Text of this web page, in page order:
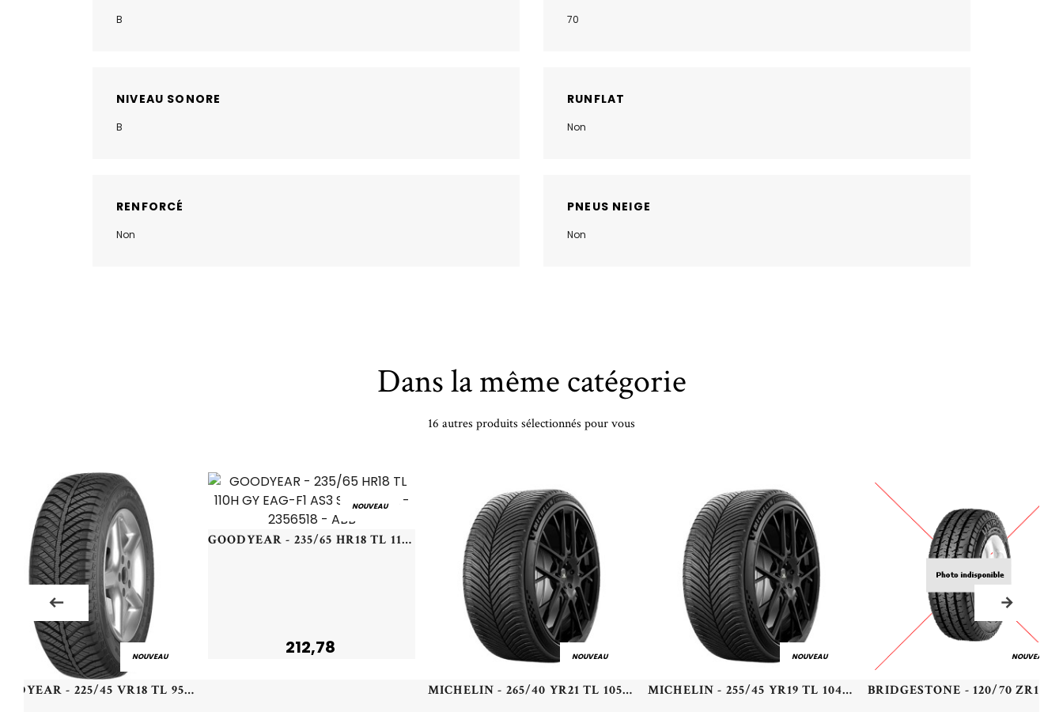
B 70
NIVEAU SONORE
B
RUNFLAT
Non
RENFORCÉ
Non
PNEUS NEIGE
Non
Dans la même catégorie
16 autres produits sélectionnés pour vous
NOUVEAU
GOODYEAR - 225/45 VR18 TL 95V GY VEC 4SEASONS G2 XL ROF - 2254518 - CCB
NOUVEAU
GOODYEAR - 235/65 HR18 TL 110H GY EAG-F1 AS3 SUV AO XL - 2356518 - ABB
212,78 NOUVEAU
MICHELIN - 265/40 YR21 TL 105Y MI CROSSL 3 SPORT XL - 2654021 - BAB
NOUVEAU
MICHELIN - 255/45 YR19 TL 104Y MI CROSSCL 3 SPORT XL - 2554519 - BAB
NOUVEAU